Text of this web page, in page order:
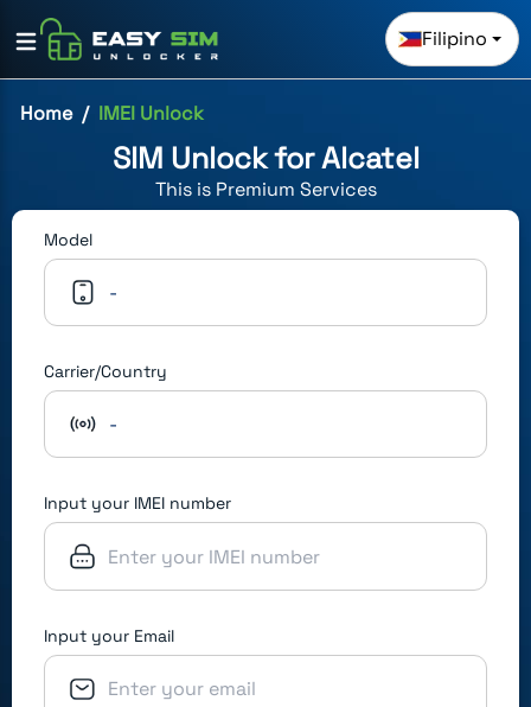
Filipino
Home IMEI Unlock
SIM Unlock forAlcatel
This is Premium Services
Model
-
Carrier/Country
-
Input your IMEI number
Input your Email